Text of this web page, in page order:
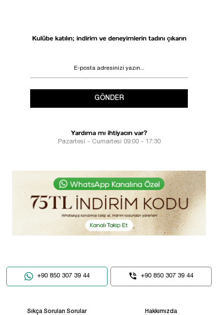
Kulübe katılın; indirim ve deneyimlerin tadını çıkarın
GÖNDER
Yardıma mı ihtiyacın var?
Pazartesi - Cumartesi 09:00 - 17:30
+90 850 307 39 44 +90 850 307 39 44
Sıkça Sorulan Sorular Hakkımızda